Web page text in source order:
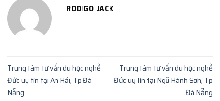
RODIGO JACK
Trung tâm tư vấn du học nghề
Đức uy tín tại An Hải, Tp Đà
Nẵng
Trung tâm tư vấn du học nghề
Đức uy tín tại Ngũ Hành Sơn, Tp
Đà Nẵng